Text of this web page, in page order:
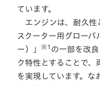
ています。
エンジンは、耐久性
スクーター用グロー
ー）」
※1 の一部を改
ク特性とすることで、
を実現しています。な